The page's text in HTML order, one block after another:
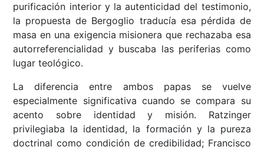
purificación interior y la autenticidad del testimonio,
la propuesta de Bergoglio traducía esa pérdida de
masa en una exigencia misionera que rechazaba esa
autorreferencialidad y buscaba las periferias como
lugar teológico.
La diferencia entre ambos papas se vuelve
especialmente significativa cuando se compara su
acento sobre identidad y misión. Ratzinger
privilegiaba la identidad, la formación y la pureza
doctrinal como condición de credibilidad; Francisco